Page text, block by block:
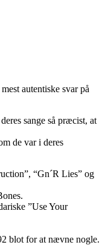
autentiske svar på
sange så præcist, at
de var i deres
“Gn´R Lies” og
”Use Your
blot for at nævne nogle.